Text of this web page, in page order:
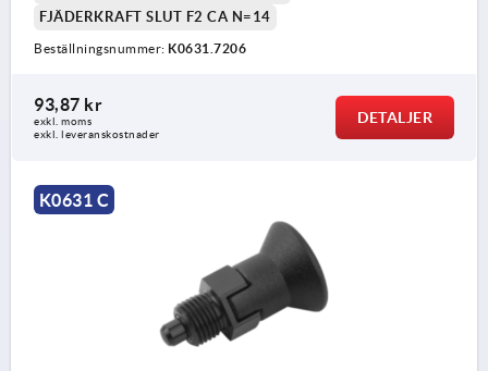
FJÄDERKRAFT SLUT F2 CA N=14
Beställningsnummer: K0631.7206
93,87 kr
exkl. moms
exkl. leveranskostnader
DETALJER
K0631 C